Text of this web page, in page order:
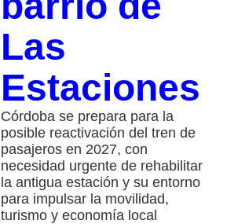
Las
Estaciones
Córdoba se prepara para la
posible reactivación del tren de
pasajeros en 2027, con
necesidad urgente de rehabilitar
la antigua estación y su entorno
para impulsar la movilidad,
turismo y economía local